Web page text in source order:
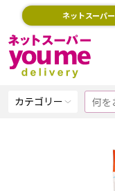
ネットスーパー
カテゴリー